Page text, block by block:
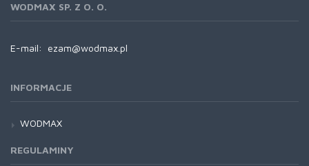
WODMAX SP. Z O. O.
E-mail: ezam@wodmax.pl
INFORMACJE
WODMAX
REGULAMINY